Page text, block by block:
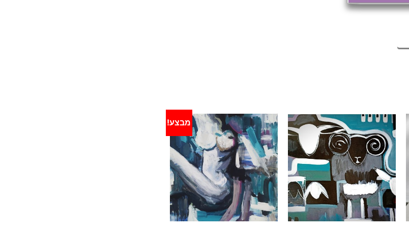
מבצע!